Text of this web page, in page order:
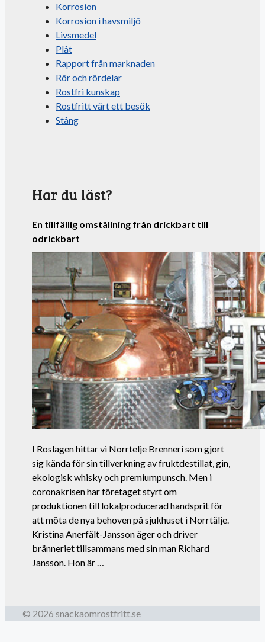
Korrosion
Korrosion i havsmiljö
Livsmedel
Plåt
Rapport från marknaden
Rör och rördelar
Rostfri kunskap
Rostfritt värt ett besök
Stång
Har du läst?
En tillfällig omställning från drickbart till
odrickbart
I Roslagen hittar vi Norrtelje Brenneri som gjort
sig kända för sin tillverkning av fruktdestillat, gin,
ekologisk whisky och premiumpunsch. Men i
coronakrisen har företaget styrt om
produktionen till lokalproducerad handsprit för
att möta de nya behoven på sjukhuset i Norrtälje.
Kristina Anerfält-Jansson äger och driver
bränneriet tillsammans med sin man Richard
Jansson. Hon är …
© 2026 snackaomrostfritt.se